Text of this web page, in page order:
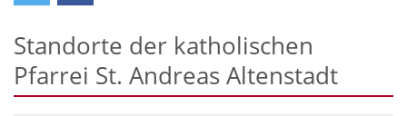
Standorte der katholischen
Pfarrei St. Andreas Altenstadt